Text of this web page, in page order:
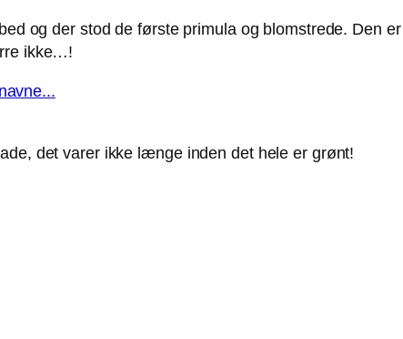
og der stod de første primula og blomstrede. Den
ikke…!
det varer ikke længe inden det hele er grønt!